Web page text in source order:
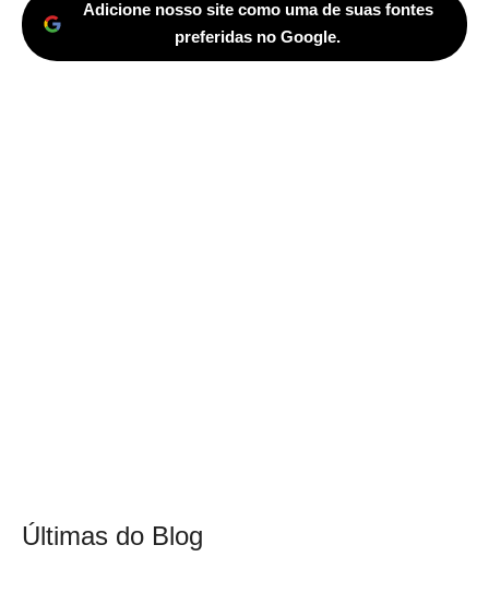
Adicione nosso site como uma de suas fontes
preferidas no Google.
Últimas do Blog